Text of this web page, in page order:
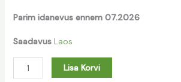
Parim idanevus ennem 07.2026
Saadavus Laos
Lisa Korvi